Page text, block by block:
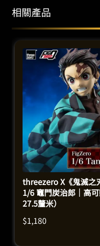
相關產品
threezero X《鬼滅之
1/6 竈門炭治郎｜高
27.5釐米）
$1,180